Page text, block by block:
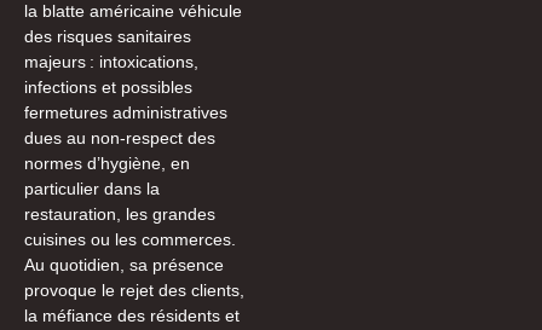
la blatte américaine véhicule
des risques sanitaires
majeurs : intoxications,
infections et possibles
fermetures administratives
dues au non-respect des
normes d’hygiène, en
particulier dans la
restauration, les grandes
cuisines ou les commerces.
Au quotidien, sa présence
provoque le rejet des clients,
la méfiance des résidents et